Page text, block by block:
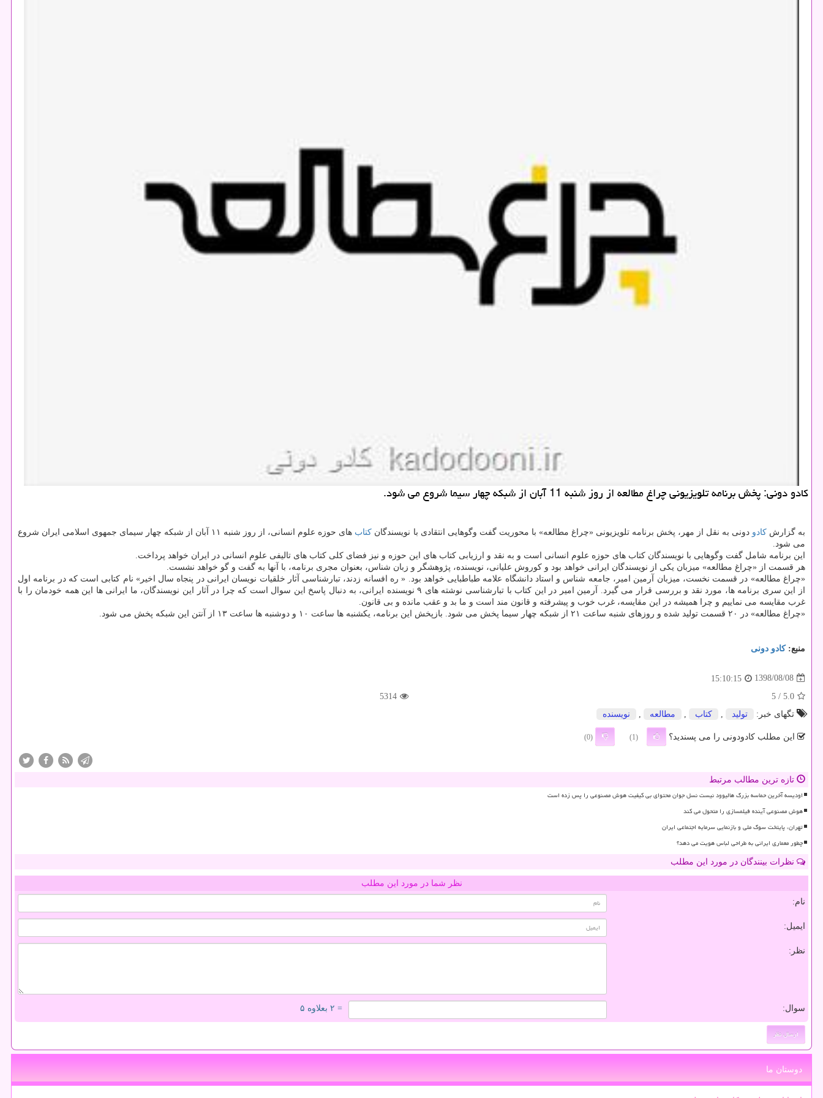
كادو دونی: پخش برنامه تلویزیونی چراغ مطالعه از روز شنبه 11 آبان از شبكه چهار سیما شروع می شود.
به گزارشكادو دونی به نقل از مهر، پخش برنامه تلویزیونی «چراغ مطالعه» با محوریت گفت وگوهایی انتقادی با نویسندگان كتاب
های حوزه علوم انسانی، از روز شنبه ۱۱ آبان از شبكه چهار سیمای جمهوی اسلامی ایران شروع
می شود.
این برنامه شامل گفت وگوهایی با نویسندگان كتاب های حوزه علوم انسانی است و به نقد و ارزیابی كتاب های این حوزه و نیز فضای كلی كتاب های تالیفی علوم انسانی در ایران خواهد پرداخت.
هر قسمت از «چراغ مطالعه» میزبان یكی از نویسندگان ایرانی خواهد بود و كوروش علیانی، نویسنده، پژوهشگر و زبان شناس، بعنوان مجری برنامه، با آنها به گفت و گو خواهد نشست.
«چراغ مطالعه» در قسمت نخست، میزبان آرمین امیر، جامعه شناس و استاد دانشگاه علامه طباطبایی خواهد بود. « ره افسانه زدند، تبارشناسی آثار خلقیات نویسان ایرانی در پنجاه سال اخیر» نام كتابی است كه در برنامه اول
از این سری برنامه ها، مورد نقد و بررسی قرار می گیرد. آرمین امیر در این كتاب با تبارشناسی نوشته های ۹ نویسنده ایرانی، به دنبال پاسخ این سوال است كه چرا در آثار این نویسندگان، ما ایرانی ها این همه خودمان را با
غرب مقایسه می نماییم و چرا همیشه در این مقایسه، غرب خوب و پیشرفته و قانون مند است و ما بد و عقب مانده و بی قانون.
«چراغ مطالعه» در ۲۰ قسمت تولید شده و روزهای شنبه ساعت ۲۱ از شبكه چهار سیما پخش می شود. بازپخش این برنامه، یكشنبه ها ساعت ۱۰ و دوشنبه ها ساعت ۱۳ از آنتن این شبكه پخش می شود.
منبع:كادو دونی
1398/08/08
15:10:15
5.0
/ 5
5314
تگهای خبر:
تولید , كتاب , مطالعه , نویسنده
این مطلب کادودونی را می پسندید؟ (1)
(0)
تازه ترین مطالب مرتبط
اودیسه آخرین حماسه بزرگ هالیوود نیست نسل جوان محتوای بی کیفیت هوش مصنوعی را پس زده است
هوش مصنوعی آینده فیلمسازی را متحول می کند
تهران، پایتخت سوگ ملی و بازنمایی سرمایه اجتماعی ایران
چطور معماری ایرانی به طراحی لباس هویت می دهد؟
نظرات بینندگان در مورد این مطلب
نظر شما در مورد این مطلب
نام:
ایمیل:
نظر:
سوال: = ۲ بعلاوه ۵
دوستان ما